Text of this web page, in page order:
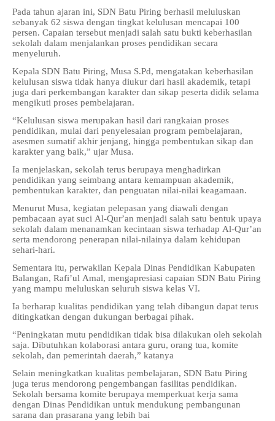
Pada tahun ajaran ini, SDN Batu Piring berhasil meluluskan
sebanyak 62 siswa dengan tingkat kelulusan mencapai 100
persen. Capaian tersebut menjadi salah satu bukti keberhasilan
sekolah dalam menjalankan proses pendidikan secara
menyeluruh.
Kepala SDN Batu Piring, Musa S.Pd, mengatakan keberhasilan
kelulusan siswa tidak hanya diukur dari hasil akademik, tetapi
juga dari perkembangan karakter dan sikap peserta didik selama
mengikuti proses pembelajaran.
“Kelulusan siswa merupakan hasil dari rangkaian proses
pendidikan, mulai dari penyelesaian program pembelajaran,
asesmen sumatif akhir jenjang, hingga pembentukan sikap dan
karakter yang baik,” ujar Musa.
Ia menjelaskan, sekolah terus berupaya menghadirkan
pendidikan yang seimbang antara kemampuan akademik,
pembentukan karakter, dan penguatan nilai-nilai keagamaan.
Menurut Musa, kegiatan pelepasan yang diawali dengan
pembacaan ayat suci Al-Qur’an menjadi salah satu bentuk upaya
sekolah dalam menanamkan kecintaan siswa terhadap Al-Qur’an
serta mendorong penerapan nilai-nilainya dalam kehidupan
sehari-hari.
Sementara itu, perwakilan Kepala Dinas Pendidikan Kabupaten
Balangan, Rafi’ul Amal, mengapresiasi capaian SDN Batu Piring
yang mampu meluluskan seluruh siswa kelas VI.
Ia berharap kualitas pendidikan yang telah dibangun dapat terus
ditingkatkan dengan dukungan berbagai pihak.
“Peningkatan mutu pendidikan tidak bisa dilakukan oleh sekolah
saja. Dibutuhkan kolaborasi antara guru, orang tua, komite
sekolah, dan pemerintah daerah,” katanya
Selain meningkatkan kualitas pembelajaran, SDN Batu Piring
juga terus mendorong pengembangan fasilitas pendidikan.
Sekolah bersama komite berupaya memperkuat kerja sama
dengan Dinas Pendidikan untuk mendukung pembangunan
sarana dan prasarana yang lebih bai